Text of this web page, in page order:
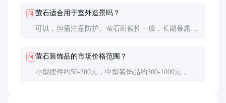
问 萤石适合用于室外造景吗？
可以，但需注意防护。萤石耐候性一般，长期暴露在
问 萤石装饰品的市场价格范围？
小型摆件约50-300元，中型装饰品约300-1000元，大